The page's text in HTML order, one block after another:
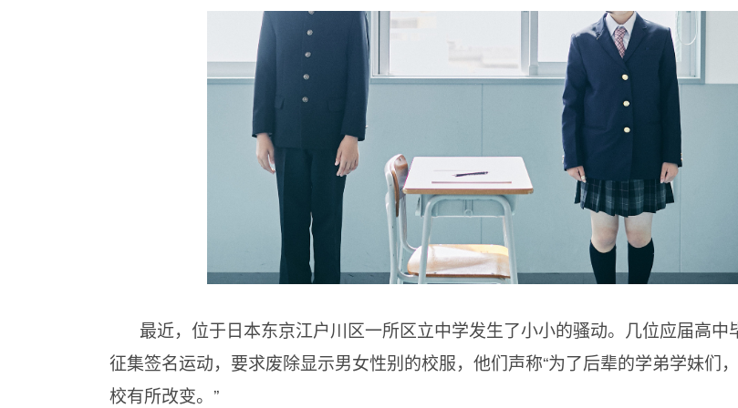
最近，位于日本东京江户川区一所区立中学发生了小小的骚动。几位应届高中
征集签名运动，要求废除显示男女性别的校服，他们声称“为了后辈的学弟学妹们
校有所改变。”